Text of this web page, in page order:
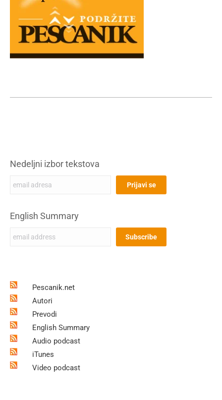
Nedeljni izbor tekstova
English Summary
Pescanik.net
Autori
Prevodi
English Summary
Audio podcast
iTunes
Video podcast